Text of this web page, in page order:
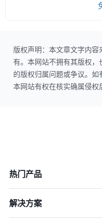
版权声明：本文章文字内
有。本网站不拥有其版权
的版权归属问题或争议。如
本网站有权在核实确属侵权
热门产品
解决方案